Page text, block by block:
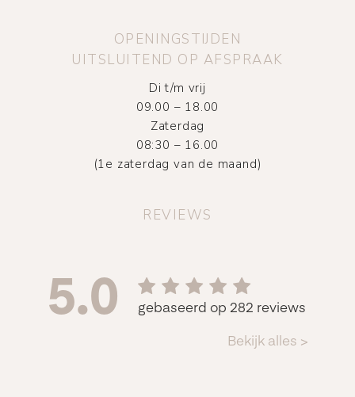
OPENINGSTIJDEN
UITSLUITEND OP AFSPRAAK
Di t/m vrij
09.00 – 18.00
Zaterdag
08:30 – 16.00
(1e zaterdag van de maand)
REVIEWS